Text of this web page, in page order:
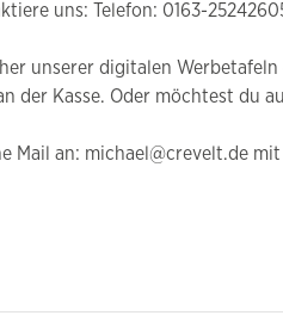
uns: Telefon: 0163-
unserer digitalen
der Kasse. Oder möchtest du
Mail an: michael@crevelt.de